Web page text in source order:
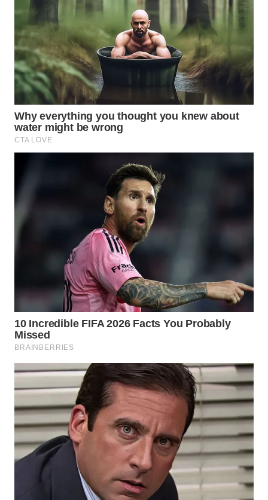
WN
CIANJUR
WN
KEPULAUAN
SERIBU
TANGERANG
WN
INDRAMAYU
KUNINGAN
WN
MAJALENGKA
WN
SUBANG
SUKABUMI
WN